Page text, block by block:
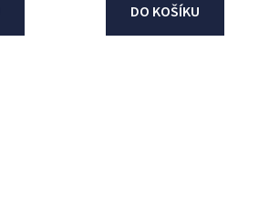
DO KOŠÍKU